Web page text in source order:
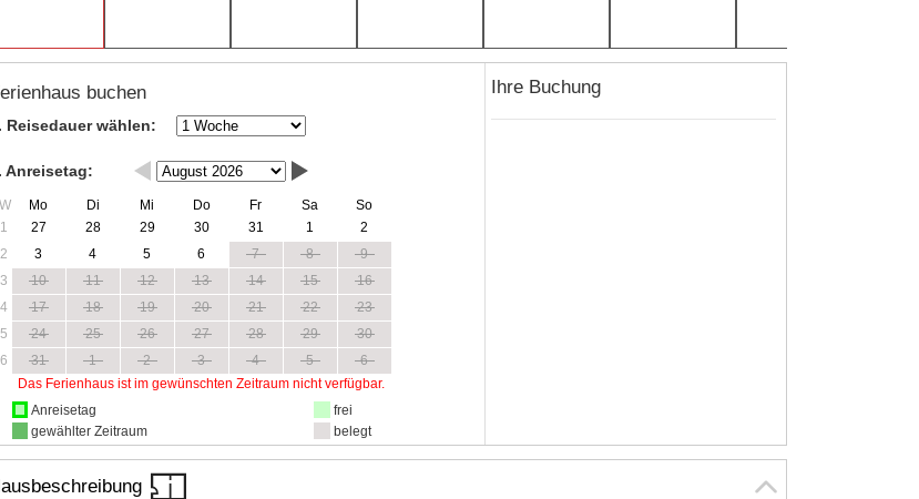
buchen
Reisedauer wählen:
Anreisetag:
Mo Di Mi Do Fr Sa
So
27 28 29 30 31 1
2
3 4 5 6 7 8
9
10 11 12 13 14 15
16
17 18 19 20 21 22
23
24 25 26 27 28 29
30
31 1 2 3 4 5
6
Das Ferienhaus ist im gewünschten Zeitraum nicht verfügbar.
Anreisetag
gewählter Zeitraum
frei
belegt
Ihre Buchung